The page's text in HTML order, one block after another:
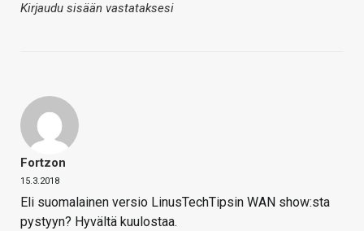
Kirjaudu sisään vastataksesi
Fortzon
15.3.2018
Eli suomalainen versio LinusTechTipsin WAN show:sta
pystyyn? Hyvältä kuulostaa.